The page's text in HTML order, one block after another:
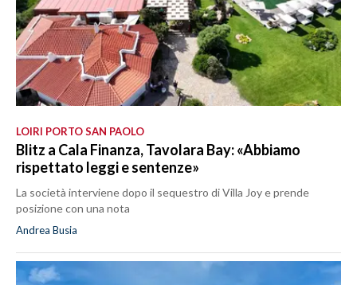
LOIRI PORTO SAN PAOLO
Blitz a Cala Finanza, Tavolara Bay: «Abbiamo
rispettato leggi e sentenze»
La società interviene dopo il sequestro di Villa Joy e prende
posizione con una nota
Andrea Busia